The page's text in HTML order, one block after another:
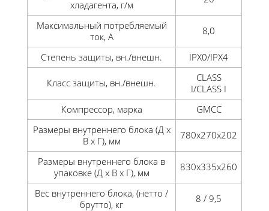
хладагента, г/м
Максимальный потребляемый
ток, А
8,0
Степень защиты, вн./внешн. IPX0/IPX4
Класс защиты, вн./внешн.
CLASS
I/CLASS I
Компрессор, марка
GMCC
Размеры внутреннего блока (Д x
В x Г), мм
780x270x202
Размеры внутреннего блока в
упаковке (Д x В x Г), мм
830x335x260
Вес внутреннего блока, (нетто /
брутто), кг
8 / 9,5